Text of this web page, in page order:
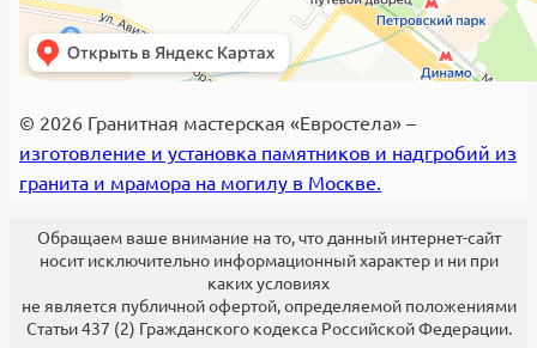
© 2026 Гранитная мастерская «Евростела» –
изготовление и установка памятников и надгробий из
гранита и мрамора на могилу в Москве.
Обращаем ваше внимание на то, что данный интернет-сайт
носит исключительно информационный характер и ни при
каких условиях
не является публичной офертой, определяемой положениями
Статьи 437 (2) Гражданского кодекса Российской Федерации.